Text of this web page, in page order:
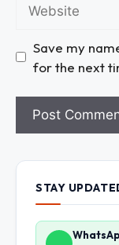
Save my
for the next
STAY